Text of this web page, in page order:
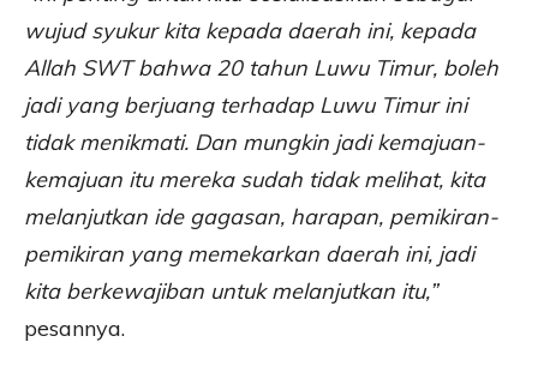
wujud syukur kita kepada daerah ini, kepada
Allah SWT bahwa 20 tahun Luwu Timur, boleh
jadi yang berjuang terhadap Luwu Timur ini
tidak menikmati. Dan mungkin jadi kemajuan-
kemajuan itu mereka sudah tidak melihat, kita
melanjutkan ide gagasan, harapan, pemikiran-
pemikiran yang memekarkan daerah ini, jadi
kita berkewajiban untuk melanjutkan itu,”
pesannya.